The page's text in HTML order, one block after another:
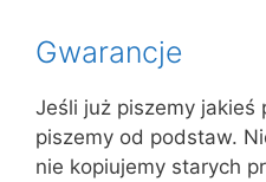
Gwarancje
Jeśli już piszemy jakieś
piszemy od podstaw.
nie kopiujemy starych